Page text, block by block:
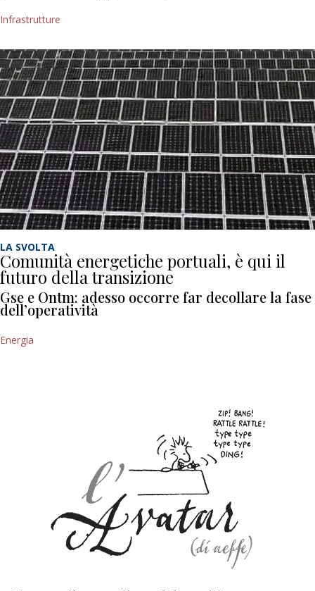
Infrastrutture
LA SVOLTA
Comunità energetiche portuali, è qui il
futuro della transizione
Gse e Ontm: adesso occorre far decollare la fase
dell’operatività
Energia